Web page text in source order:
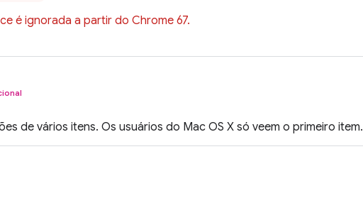
é ignorada a partir do Chrome 67.
de vários itens. Os usuários do Mac OS X só veem o primeiro item.